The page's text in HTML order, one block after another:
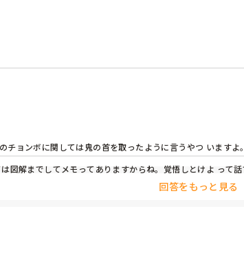
ョンボに関しては鬼の首を取ったように言うやつ いますよ。
図解までしてメモってありますからね。覚悟しとけよ って話
回答をもっと見る